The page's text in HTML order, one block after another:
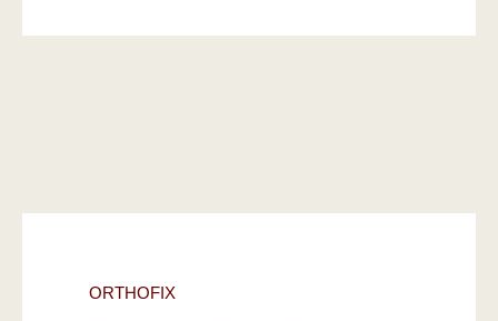
ORTHOFIX